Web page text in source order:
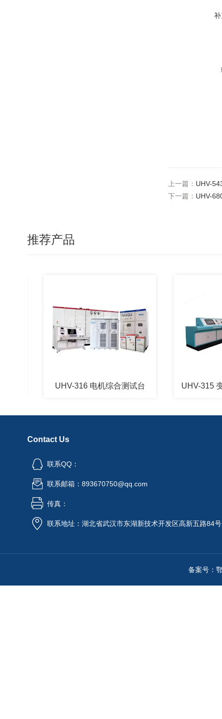
上一篇： UHV-
下一篇： UHV-
推荐产品
UHV-316 电机综合测试台 UHV-315 变压
Contact Us
联系QQ：
联系邮箱：893670750@qq.com
传真：
联系地址：湖北省武汉市东湖新技术开发区高新五路84
备案号：